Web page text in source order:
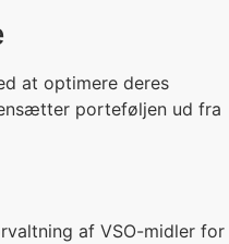
at optimere deres
porteføljen ud fra
af VSO-midler for